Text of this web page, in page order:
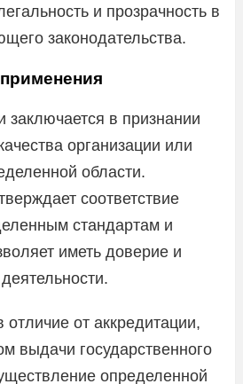
и прозрачность в
законодательства.
заключается в признании
организации или
области.
соответствие
стандартам и
иметь доверие и
от аккредитации,
выдачи государственного
определенной